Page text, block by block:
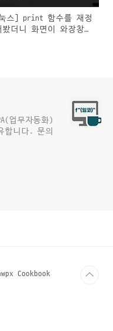
눅스] print 함수를 재정
봤더니 화면이 와장창
업무자동화)
합니다. 문의
Cookbook